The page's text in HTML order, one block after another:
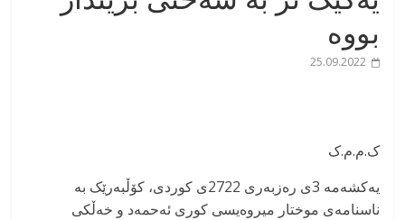
بووە
25.09.2022
ک.م.م.ک
یەکشەمە 3ی رەزبەری 2722ی کوردی، کۆڵبەرێک بە
ناسنامەی موختار میروەیسی کوری ئەحمەد و خەڵکی